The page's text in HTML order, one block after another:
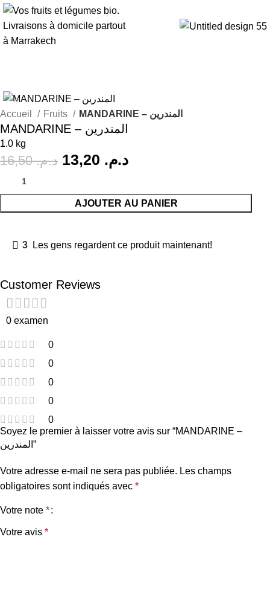
-20%
Accueil Fruits MANDARINE – المندرين
MANDARINE – المندرين
1.0 kg
د.م.16,50 د.م.
AJOUTER AU PANIER
3 Les gens regardent ce produit maintenant!
Customer Reviews
0 examen
0
0
0
0
0
Soyez le premier à laisser votre avis sur “MANDARINE –
المندرين”
Votre adresse e-mail ne sera pas publiée. Les champs
obligatoires sont indiqués avec*
Votre note*
Votre avis*